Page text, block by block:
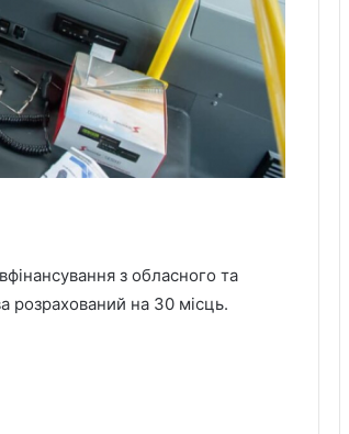
з обласного та
розрахований на 30 місць.